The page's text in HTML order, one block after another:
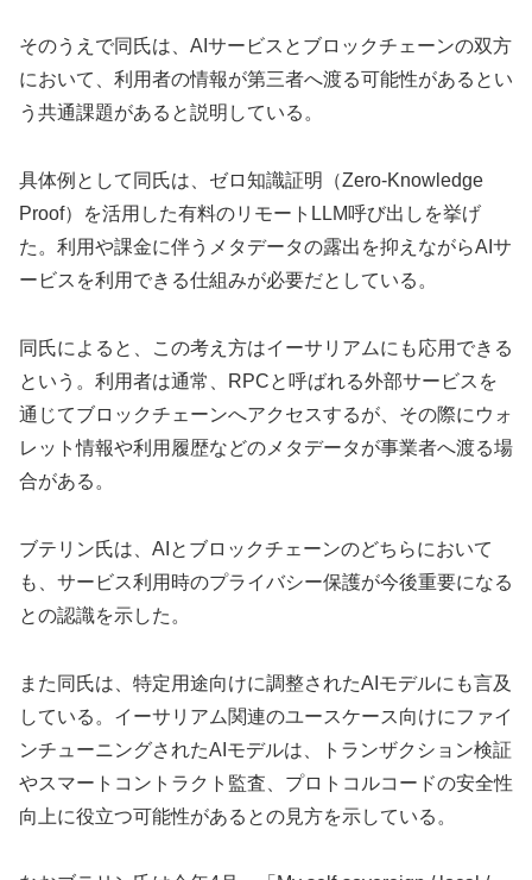
そのうえで同氏は、AIサービスとブロックチェーンの双方
において、利用者の情報が第三者へ渡る可能性があるとい
う共通課題があると説明している。
具体例として同氏は、ゼロ知識証明（Zero-Knowledge
Proof）を活用した有料のリモートLLM呼び出しを挙げ
た。利用や課金に伴うメタデータの露出を抑えながらAIサ
ービスを利用できる仕組みが必要だとしている。
同氏によると、この考え方はイーサリアムにも応用できる
という。利用者は通常、RPCと呼ばれる外部サービスを
通じてブロックチェーンへアクセスするが、その際にウォ
レット情報や利用履歴などのメタデータが事業者へ渡る場
合がある。
ブテリン氏は、AIとブロックチェーンのどちらにおいて
も、サービス利用時のプライバシー保護が今後重要になる
との認識を示した。
また同氏は、特定用途向けに調整されたAIモデルにも言及
している。イーサリアム関連のユースケース向けにファイ
ンチューニングされたAIモデルは、トランザクション検証
やスマートコントラクト監査、プロトコルコードの安全性
向上に役立つ可能性があるとの見方を示している。